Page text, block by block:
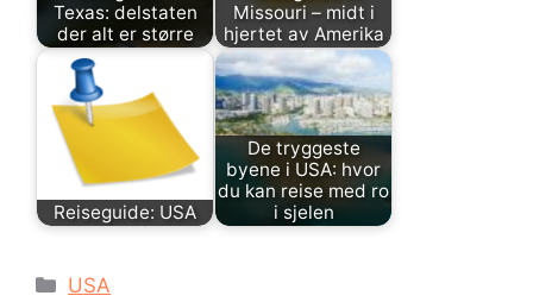
Texas: delstaten
der alt er større
Missouri – midt i
hjertet av Amerika
Reiseguide: USA
De tryggeste
byene i USA: hvor
du kan reise med ro
i sjelen
Kategorier
USA